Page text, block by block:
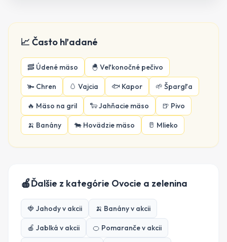
📈 Často hľadané
🥓 Údené mäso 🐣 Veľkonočné pečivo
🫚 Chren 🥚 Vajcia 🐟 Kapor 🌱 Špargľa
🔥 Mäso na gril 🐑Jahňacie mäso 🍺 Pivo
🍌 Banány 🐄 Hovädzie mäso 🥛 Mlieko
🍎Ďalšie z kategórie Ovocie a zelenina
🍓 Jahodyv akcii 🍌 Banányv akcii
🍎 Jablká v akcii 🍊 Pomarančev akcii